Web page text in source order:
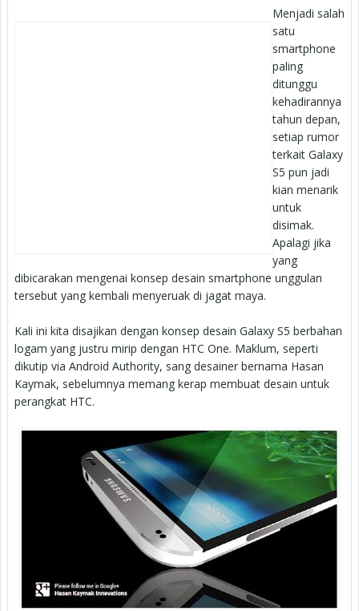
Menjadi salah
satu
smartphone
paling
ditunggu
kehadirannya
tahun depan,
setiap rumor
terkait Galaxy
S5 pun jadi
kian menarik
untuk
disimak.
Apalagi jika
yang
dibicarakan mengenai konsep desain smartphone unggulan
tersebut yang kembali menyeruak di jagat maya.
Kali ini kita disajikan dengan konsep desain Galaxy S5 berbahan
logam yang justru mirip dengan HTC One. Maklum, seperti
dikutip via Android Authority, sang desainer bernama Hasan
Kaymak, sebelumnya memang kerap membuat desain untuk
perangkat HTC.